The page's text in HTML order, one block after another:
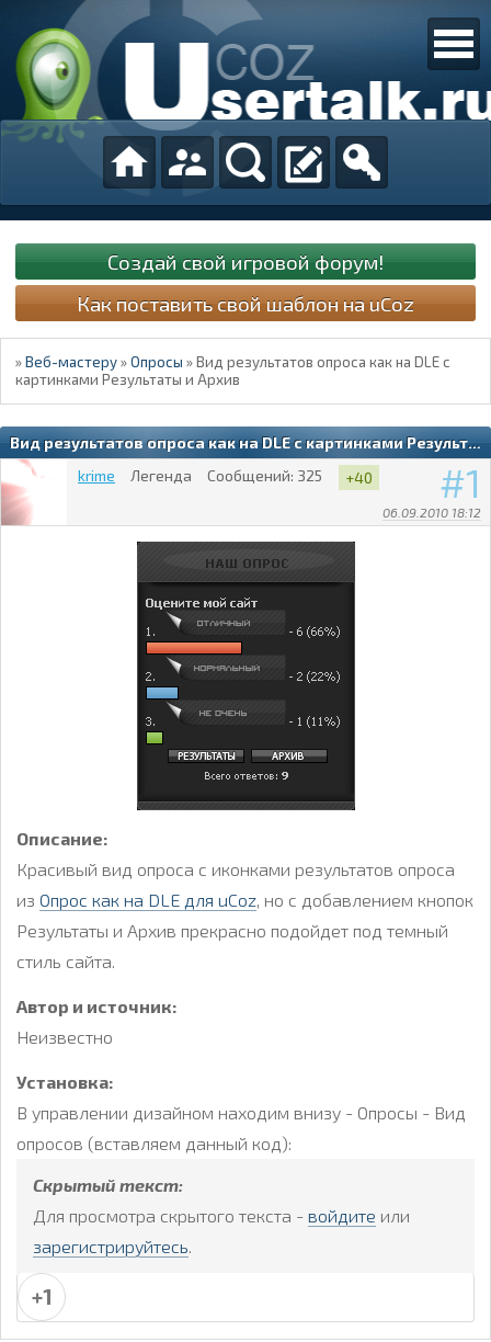
Создай свой игровой форум!
Как поставить свой шаблон на uCoz
»Веб-мастеру »Опросы »Вид результатов опроса как на DLE с
картинками Результаты и Архив
Вид результатов опроса как на DLE с картинками Результаты и Архив
1
06.09.2010 18:12
krime Легенда Сообщений: 325 +40
Описание:
Красивый вид опроса с иконками результатов опроса
из Опрос как на DLE для uCoz, но с добавлением кнопок
Результаты и Архив прекрасно подойдет под темный
стиль сайта.
Автор и источник:
Неизвестно
Установка:
В управлении дизайном находим внизу - Опросы - Вид
опросов (вставляем данный код):
Скрытый текст:
Для просмотра скрытого текста - войдите или
зарегистрируйтесь.
+1